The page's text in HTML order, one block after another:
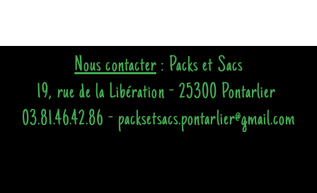
Nous contacter: Packs et Sacs
19, rue de la Libération - 25300 Pontarlier
03.81.46.42.86 - packsetsacs.pontarlier@gmail.com